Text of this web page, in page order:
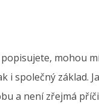
mohou
i společný základ.
a není zřejmá